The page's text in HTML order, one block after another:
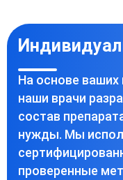
На основе ваших
наши врачи
состав
нужды. Мы
проверенные